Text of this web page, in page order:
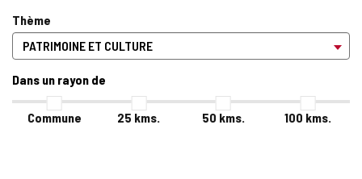
Thème
Dans un rayon de
Commune 25 kms. 50 kms. 100 kms.